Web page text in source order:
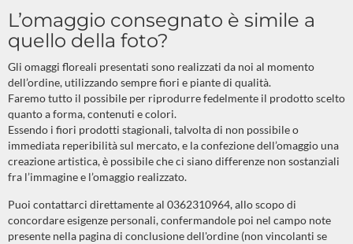
L’omaggio consegnato è simile a
quello della foto?
Gli omaggi floreali presentati sono realizzati da noi al momento
dell’ordine, utilizzando sempre fiori e piante di qualità.
Faremo tutto il possibile per riprodurre fedelmente il prodotto scelto
quanto a forma, contenuti e colori.
Essendo i fiori prodotti stagionali, talvolta di non possibile o
immediata reperibilità sul mercato, e la confezione dell’omaggio una
creazione artistica, è possibile che ci siano differenze non sostanziali
fra l’immagine e l’omaggio realizzato.
Puoi contattarci direttamente al 0362310964, allo scopo di
concordare esigenze personali, confermandole poi nel campo note
presente nella pagina di conclusione dell'ordine (non vincolanti se